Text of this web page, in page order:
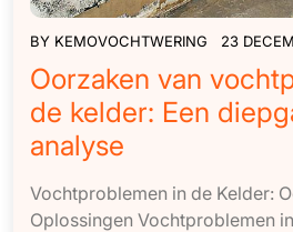
BY KEMOVOCHTWERING 23
Oorzaken van
de kelder: Een
analyse
Vochtproblemen in de Kelder:
Oplossingen Vochtproblemen